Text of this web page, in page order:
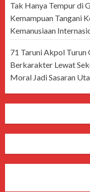
Tak Hanya Tempur di
Kemampuan Tangani
Kemanusiaan
71 Taruni Akpol Turun
Berkarakter Lewat
Moral Jadi Sasaran